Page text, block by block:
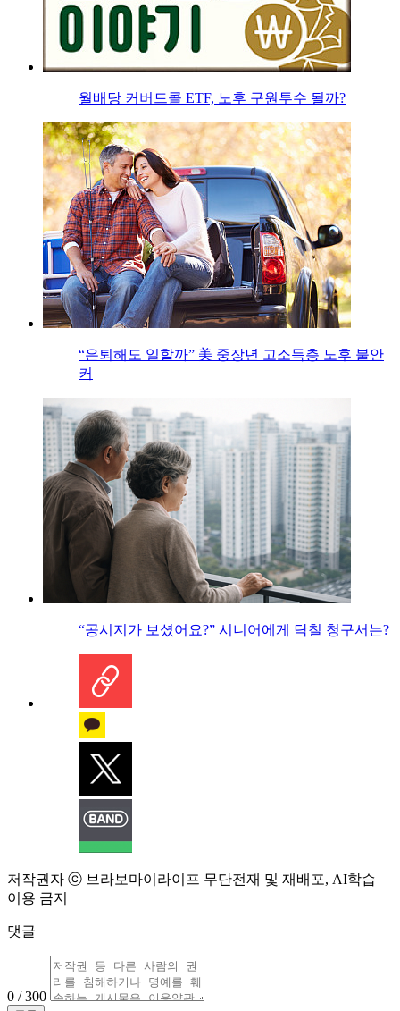
월배당 커버드콜 ETF, 노후 구원투수 될까?
“은퇴해도 일할까” 美 중장년 고소득층 노후 불안
커
“공시지가 보셨어요?” 시니어에게 닥칠 청구서는?
저작권자 ⓒ 브라보마이라이프 무단전재 및 재배포, AI학습
이용 금지
댓글
0 / 300